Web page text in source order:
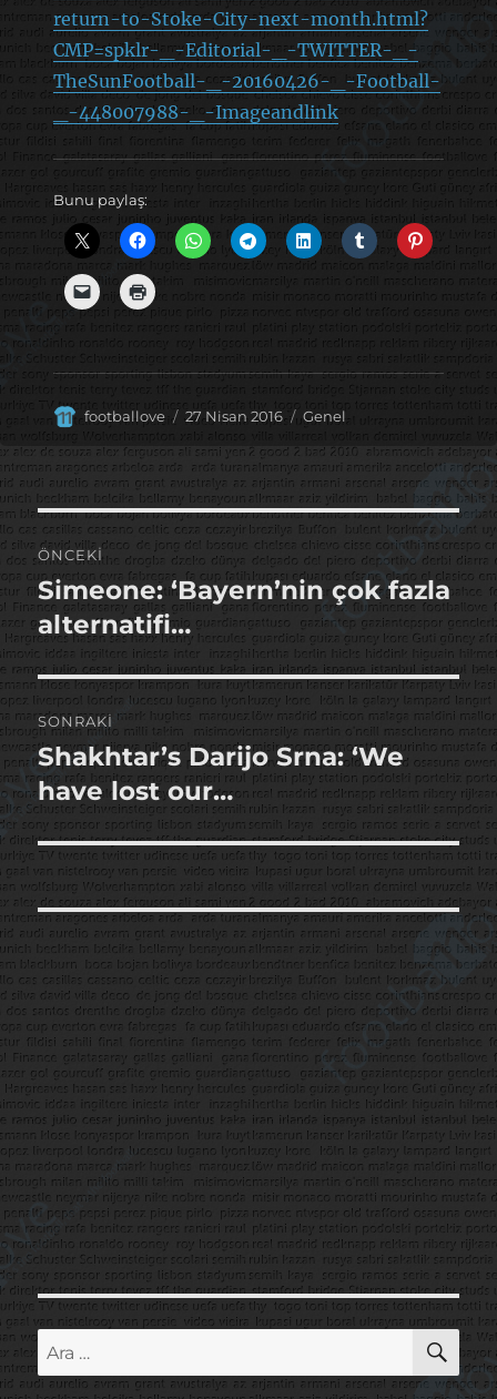
return-to-Stoke-City-next-month.html?
CMP=spklr-_-Editorial-_-TWITTER-_-
TheSunFootball-_-20160426-_-Football-
_-448007988-_-Imageandlink
Bunu paylaş:
Yazar
footballove
Yayın
tarihi
27 Nisan 2016 Kategoriler
Genel
Yazı
gezinmesi
ÖNCEKI
Önceki
yazı:
Simeone: ‘Bayern’nin çok fazla
alternatifi…
SONRAKI
Sonraki
yazı:
Shakhtar’s Darijo Srna: ‘We
have lost our…
Ara: